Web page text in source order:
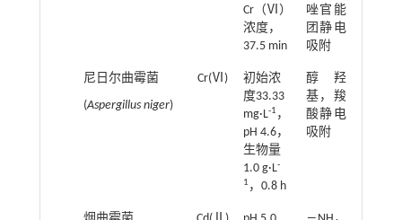
Cr（Ⅵ）
浓度，
37.5 min
唑官能
团静电
吸附
尼日尔曲霉菌
(Aspergillus niger)
Cr(Ⅵ)
初始浓
度33.33
mg·L-1 ，
pH 4.6，
生物量
1.0 g·L-
1 ，0.8 h
醇羟
基，羧
酸静电
吸附